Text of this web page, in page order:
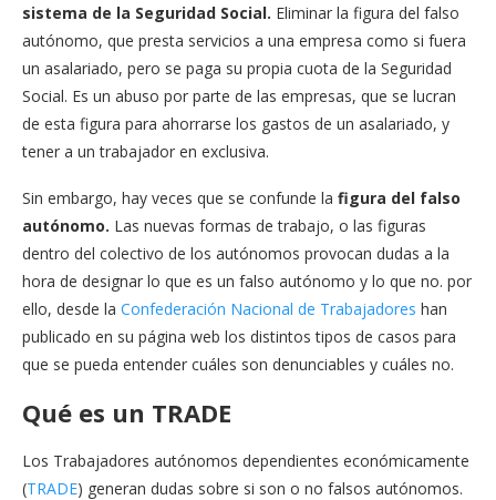
sistema de la Seguridad Social. Eliminar la figura del falso
autónomo, que presta servicios a una empresa como si fuera
un asalariado, pero se paga su propia cuota de la Seguridad
Social. Es un abuso por parte de las empresas, que se lucran
de esta figura para ahorrarse los gastos de un asalariado, y
tener a un trabajador en exclusiva.
Sin embargo, hay veces que se confunde la figura del falso
autónomo. Las nuevas formas de trabajo, o las figuras
dentro del colectivo de los autónomos provocan dudas a la
hora de designar lo que es un falso autónomo y lo que no. por
ello, desde la Confederación Nacional de Trabajadores han
publicado en su página web los distintos tipos de casos para
que se pueda entender cuáles son denunciables y cuáles no.
Qué es un TRADE
Los Trabajadores autónomos dependientes económicamente
(TRADE) generan dudas sobre si son o no falsos autónomos.